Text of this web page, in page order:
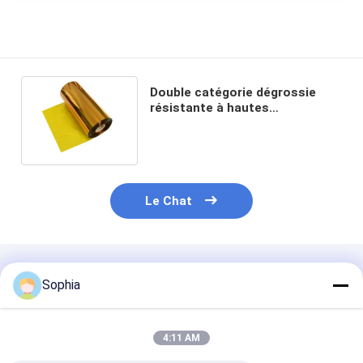
Double catégorie dégrossie
résistante à hautes
Le Chat
Produits Recommandés
Sophia
4:11 AM